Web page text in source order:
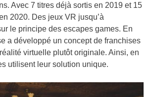
Avec 7 titres déjà sortis en 2019 et 15
2020. Des jeux VR jusqu’à
le principe des escapes games. En
a développé un concept de franchises
virtuelle plutôt originale. Ainsi, en
utilisent leur solution unique.